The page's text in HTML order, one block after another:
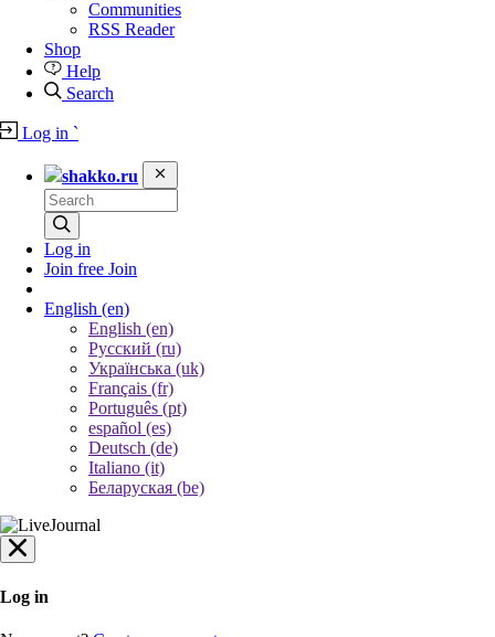
Communities
RSS Reader
Shop
Help
Search
Log in `
shakko.ru
Log in
Join free Join
English (en)
English (en)
Русский (ru)
Українська (uk)
Français (fr)
Português (pt)
español (es)
Deutsch (de)
Italiano (it)
Беларуская (be)
Log in